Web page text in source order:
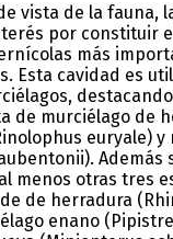
vista de la fauna,
por constituir
más
Esta cavidad es
de murciélago de
euryale) y
Además
menos otras tres
de herradura
enano